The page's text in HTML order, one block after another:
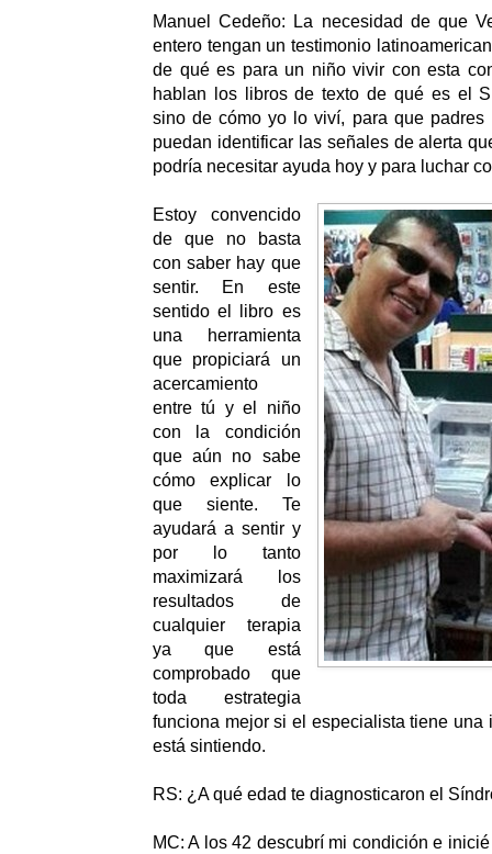
Manuel Cedeño: La necesidad de que
entero tengan un testimonio
de qué es para un niño vivir con esta
hablan los libros de texto de qué es el
sino de cómo yo lo viví, para que padres
puedan identificar las señales de alerta
podría necesitar ayuda hoy y para luchar
Estoy convencido
de que no basta
con saber hay que
sentir. En este
sentido el libro es
una herramienta
que propiciará un
acercamiento
entre tú y el niño
con la condición
que aún no sabe
cómo explicar lo
que siente. Te
ayudará a sentir y
por lo tanto
maximizará los
resultados de
cualquier terapia
ya que está
comprobado que
toda estrategia
funciona mejor si el especialista tiene una
está sintiendo.
RS: ¿A qué edad te diagnosticaron el
MC: A los 42 descubrí mi condición e